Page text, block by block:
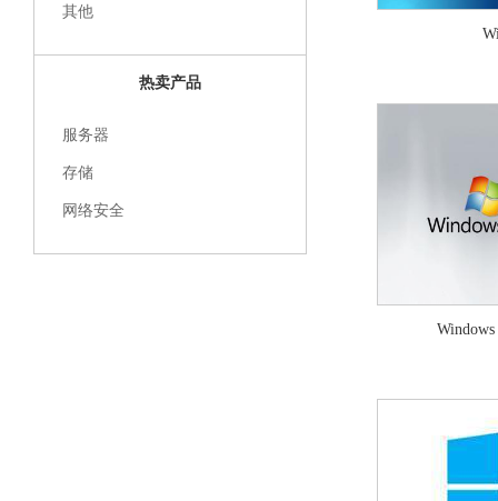
其他
热卖产品
服务器
存储
网络安全
Windows